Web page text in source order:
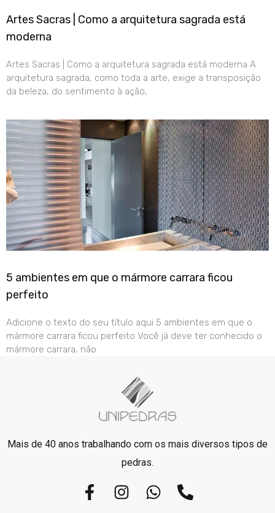
Artes Sacras | Como a arquitetura sagrada está
moderna
Artes Sacras | Como a arquitetura sagrada está moderna A
arquitetura sagrada, como toda a arte, exige a transposição
da beleza, do sentimento à ação,
5 ambientes em que o mármore carrara ficou
perfeito
Adicione o texto do seu título aqui 5 ambientes em que o
mármore carrara ficou perfeito Você já deve ter conhecido o
mármore carrara, não
Mais de 40 anos trabalhando com os mais diversos tipos de
pedras.